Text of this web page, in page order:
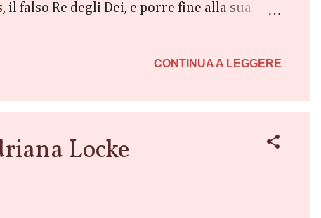
falso Re degli Dei, e porre fine alla sua
Primordiale, men che meno adesso
CONTINUA A LEGGERE
Locke